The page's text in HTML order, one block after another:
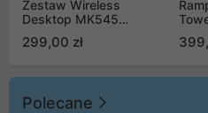
Zestaw Wireless
Desktop MK545
299,00 zł
Polecane